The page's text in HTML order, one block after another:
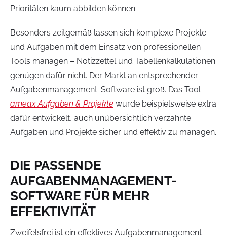
Prioritäten kaum abbilden können.
Besonders zeitgemäß lassen sich komplexe Projekte
und Aufgaben mit dem Einsatz von professionellen
Tools managen – Notizzettel und Tabellenkalkulationen
genügen dafür nicht. Der Markt an entsprechender
Aufgabenmanagement-Software ist groß. Das Tool
ameax Aufgaben & Projekte wurde beispielsweise extra
dafür entwickelt, auch unübersichtlich verzahnte
Aufgaben und Projekte sicher und effektiv zu managen.
DIE PASSENDE
AUFGABENMANAGEMENT-
SOFTWARE FÜR MEHR
EFFEKTIVITÄT
Zweifelsfrei ist ein effektives Aufgabenmanagement